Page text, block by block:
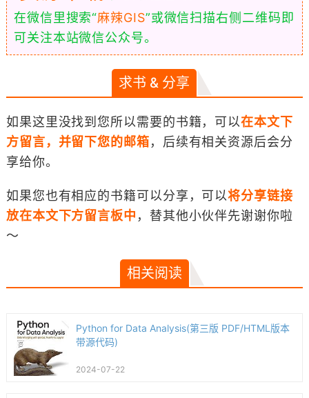
在微信里搜索“麻辣GIS”或微信扫描右侧二维码即
可关注本站微信公众号。
求书 & 分享
如果这里没找到您所以需要的书籍，可以在本文下
方留言，并留下您的邮箱，后续有相关资源后会分
享给你。
如果您也有相应的书籍可以分享，可以将分享链接
放在本文下方留言板中 ，替其他小伙伴先谢谢你啦
～
相关阅读
Python for Data Analysis(第三版 PDF/HTML版本
带源代码)
2024-07-22